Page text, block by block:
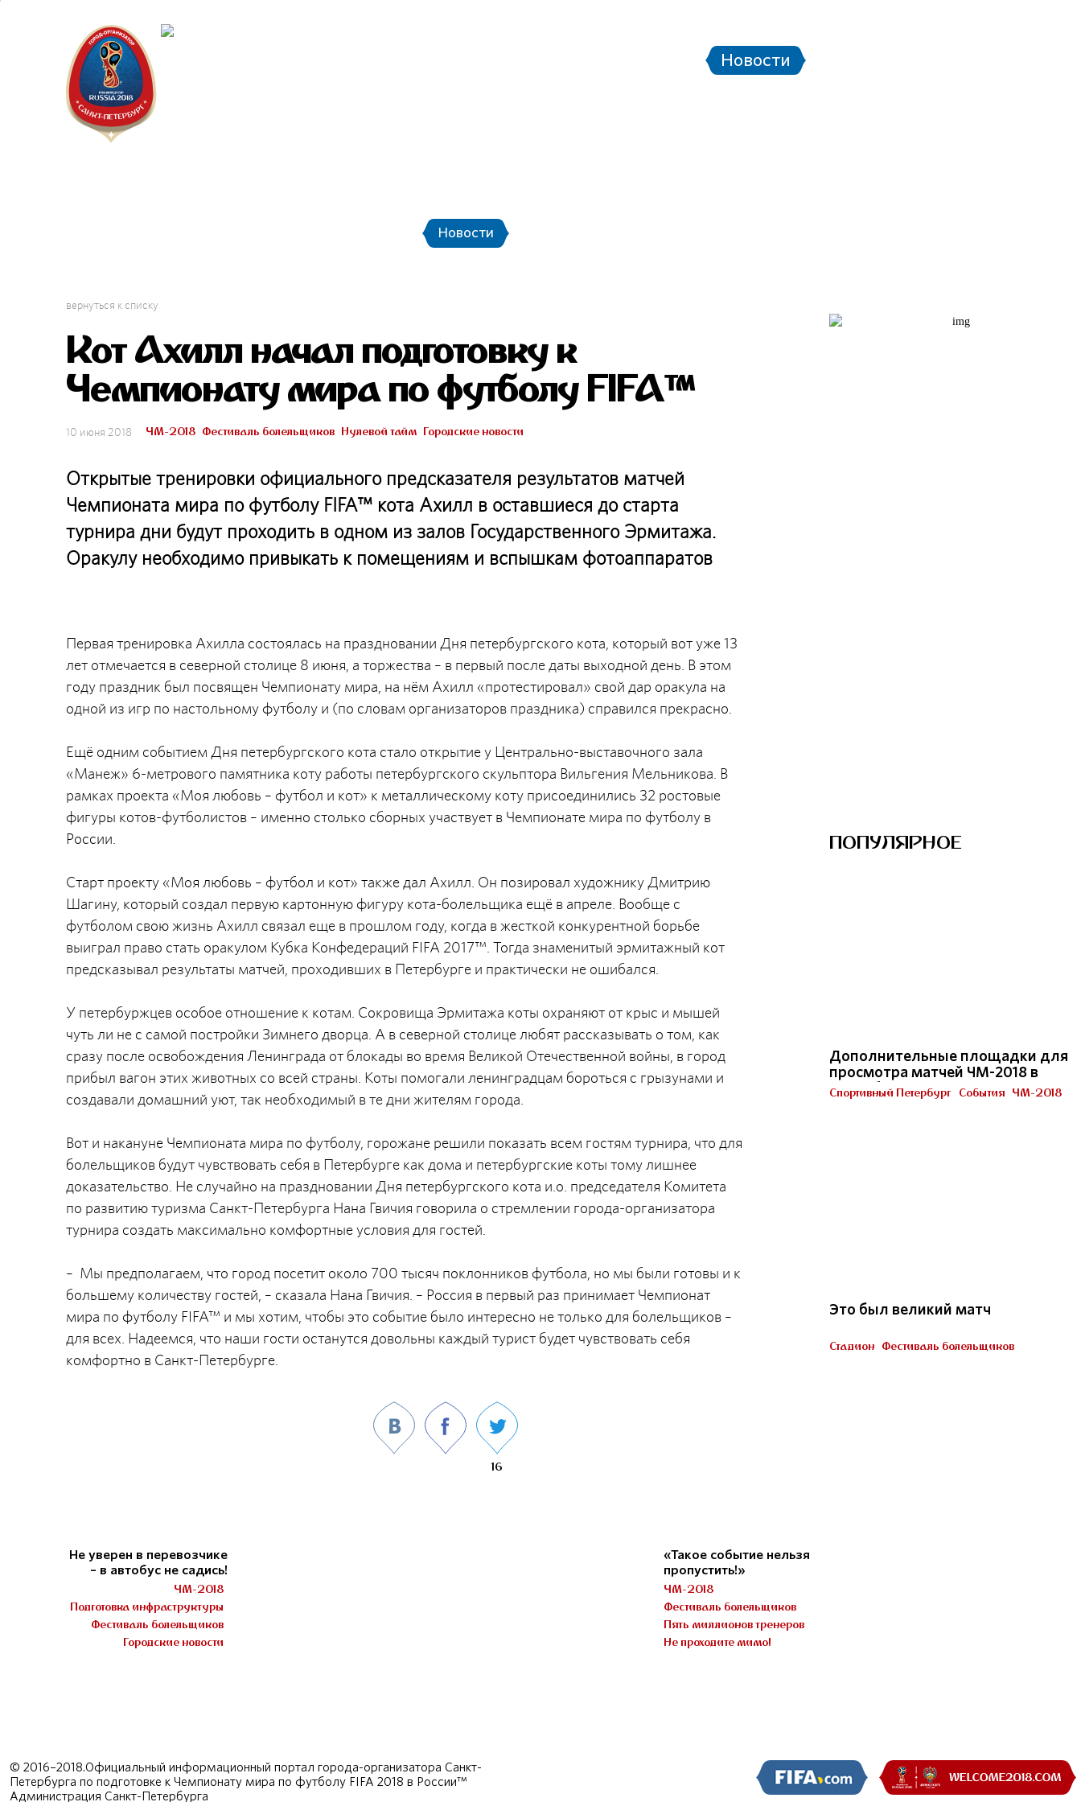
Новости
Новости
вернуться к списку
Кот Ахилл начал подготовку к
Чемпионату мира по футболу FIFA™
10 июня 2018 ЧМ-2018 Фестиваль болельщиков Нулевой тайм Городские новости
Открытые тренировки официального предсказателя результатов матчей
Чемпионата мира по футболу FIFA™ кота Ахилл в оставшиеся до старта
турнира дни будут проходить в одном из залов Государственного Эрмитажа.
Оракулу необходимо привыкать к помещениям и вспышкам фотоаппаратов
Первая тренировка Ахилла состоялась на праздновании Дня петербургского кота, который вот уже 13
лет отмечается в северной столице 8 июня, а торжества – в первый после даты выходной день. В этом
году праздник был посвящен Чемпионату мира, на нём Ахилл «протестировал» свой дар оракула на
одной из игр по настольному футболу и (по словам организаторов праздника) справился прекрасно.
Ещё одним событием Дня петербургского кота стало открытие у Центрально-выставочного зала
«Манеж» 6-метрового памятника коту работы петербургского скульптора Вильгения Мельникова. В
рамках проекта «Моя любовь – футбол и кот» к металлическому коту присоединились 32 ростовые
фигуры котов-футболистов – именно столько сборных участвует в Чемпионате мира по футболу в
России.
Старт проекту «Моя любовь – футбол и кот» также дал Ахилл. Он позировал художнику Дмитрию
Шагину, который создал первую картонную фигуру кота-болельщика ещё в апреле. Вообще с
футболом свою жизнь Ахилл связал еще в прошлом году, когда в жесткой конкурентной борьбе
выиграл право стать оракулом Кубка Конфедераций FIFA 2017™. Тогда знаменитый эрмитажный кот
предсказывал результаты матчей, проходивших в Петербурге и практически не ошибался.
У петербуржцев особое отношение к котам. Сокровища Эрмитажа коты охраняют от крыс и мышей
чуть ли не с самой постройки Зимнего дворца. А в северной столице любят рассказывать о том, как
сразу после освобождения Ленинграда от блокады во время Великой Отечественной войны, в город
прибыл вагон этих животных со всей страны. Коты помогали ленинградцам бороться с грызунами и
создавали домашний уют, так необходимый в те дни жителям города.
Вот и накануне Чемпионата мира по футболу, горожане решили показать всем гостям турнира, что для
болельщиков будут чувствовать себя в Петербурге как дома и петербургские коты тому лишнее
доказательство. Не случайно на праздновании Дня петербургского кота и.о. председателя Комитета
по развитию туризма Санкт-Петербурга Нана Гвичия говорила о стремлении города-организатора
турнира создать максимально комфортные условия для гостей.
– Мы предполагаем, что город посетит около 700 тысяч поклонников футбола, но мы были готовы и к
большему количеству гостей, – сказала Нана Гвичия. – Россия в первый раз принимает Чемпионат
мира по футболу FIFA™ и мы хотим, чтобы это событие было интересно не только для болельщиков –
для всех. Надеемся, что наши гости останутся довольны каждый турист будет чувствовать себя
комфортно в Санкт-Петербурге.
16
Не уверен в перевозчике
– в автобус не садись!
ЧМ-2018
Подготовка инфраструктуры
Фестиваль болельщиков
Городские новости
«Такое событие нельзя
пропустить!»
ЧМ-2018
Фестиваль болельщиков
Пять миллионов тренеров
Не проходите мимо!
ПОПУЛЯРНОЕ
Дополнительные площадки для
просмотра матчей ЧМ-2018 в
Петербурге
Спортивный Петербург События ЧМ-2018
Это был великий матч
Стадион Фестиваль болельщиков
© 2016–2018.Официальный информационный портал города-организатора Санкт-
Петербурга по подготовке к Чемпионату мира по футболу FIFA 2018 в России™
Администрация Санкт-Петербурга